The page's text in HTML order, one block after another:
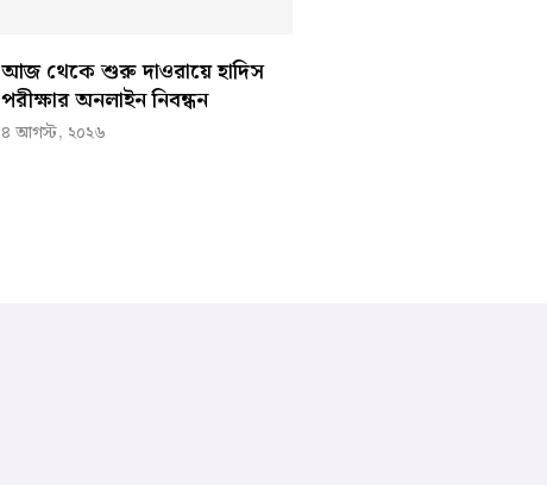
আজ থেকে শুরু দাওরায়ে হাদিস
পরীক্ষার অনলাইন নিবন্ধন
৪ আগস্ট, ২০২৬